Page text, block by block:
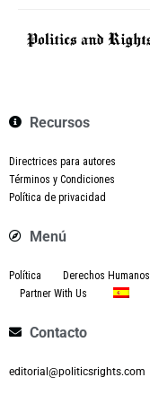
Recursos
Directrices para autores
Términos y Condiciones
Política de privacidad
Menú
Política Derechos Humanos
Partner With Us
Contacto
editorial@politicsrights.com